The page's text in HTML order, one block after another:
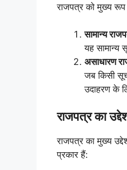
राजपत्र को मुख्य रूप
सामान्य
यह सामान्य
असाधारण
जब किसी
उदाहरण के
राजपत्र का
राजपत्र का मुख्य
प्रकार हैं: